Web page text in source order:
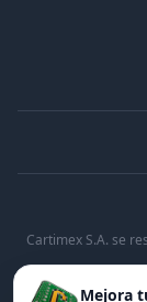
Cartimex S.A. se
Cartimex S.A. no
Mejora